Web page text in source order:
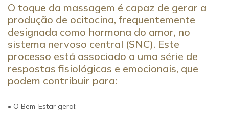
O toque da massagem é capaz de gerar a
produção de ocitocina, frequentemente
designada como hormona do amor, no
sistema nervoso central (SNC). Este
processo está associado a uma série de
respostas fisiológicas e emocionais, que
podem contribuir para:
• O Bem-Estar geral;